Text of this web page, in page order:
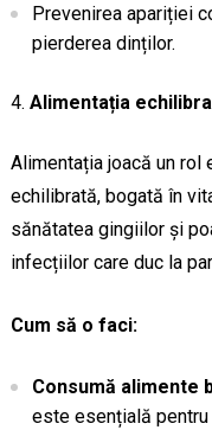
Prevenirea apariției
pierderea dinților.
Alimentația
Alimentația joacă un rol
echilibrată, bogată în
sănătatea gingiilor și
infecțiilor care duc la
Cum să o faci:
Consumă alimente
este esențială